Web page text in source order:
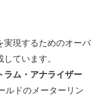
実現するためのオーバ
ています。
ラム・アナライザー
ルドのメーターリン